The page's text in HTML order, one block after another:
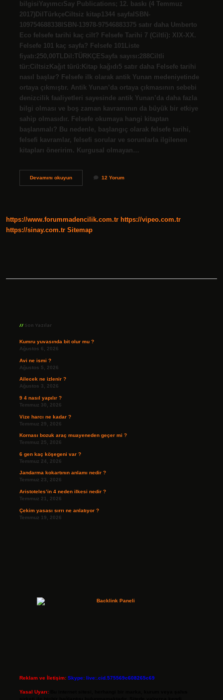
bilgisiYayımcıSay Publications; 12. baskı (4 Temmuz
2017)DilTürkçeCiltsiz kitap1344 sayfaISBN-
109754688338ISBN-13978-97546883375 satır daha Umberto
Eco felsefe tarihi kaç cilt? Felsefe Tarihi 7 (Ciltli): XIX-XX.
Felsefe 101 kaç sayfa? Felsefe 101Liste
fiyatı:250,00TLDil:TÜRKÇESayfa sayısı:288Ciltli
tür:CiltsizKağıt türü:Kitap kağıdı5 satır daha Felsefe tarihi
nasıl başlar? Felsefe ilk olarak antik Yunan medeniyetinde
ortaya çıkmıştır. Antik Yunan’da ortaya çıkmasının sebebi
denizcilik faaliyetleri sayesinde antik Yunan’da daha fazla
bilgi olması ve boş zaman kavramının da büyük bir etkiye
sahip olmasıdır. Felsefe okumaya hangi kitaptan
başlanmalı? Bu nedenle, başlangıç ​​olarak felsefe tarihi,
felsefi kavramlar, felsefi sorular ve sorunlarla ilgilenen
kitapları öneririm. Kurgusal olmayan…
Devamını okuyunFelsefe
12 Yorum
https://www.forummadencilik.com.tr https://vipeo.com.tr
https://sinay.com.tr Sitemap
Son Yazılar
Kumru yuvasında bit olur mu ?
Ağustos 6, 2026
Avi ne ismi ?
Ağustos 5, 2026
Ailecek ne izlenir ?
Ağustos 3, 2026
9 4 nasıl yapılır ?
Temmuz 30, 2026
Vize harcı ne kadar ?
Temmuz 29, 2026
Kornası bozuk araç muayeneden geçer mi ?
Temmuz 25, 2026
6 gen kaç köşegeni var ?
Temmuz 24, 2026
Jandarma kokartının anlamı nedir ?
Temmuz 23, 2026
Aristoteles’in 4 neden ilkesi nedir ?
Temmuz 21, 2026
Çekim yasası sırrı ne anlatıyor ?
Temmuz 19, 2026
Reklam ve İletişim: Skype: live:.cid.575569c608265c69
Yasal Uyarı: